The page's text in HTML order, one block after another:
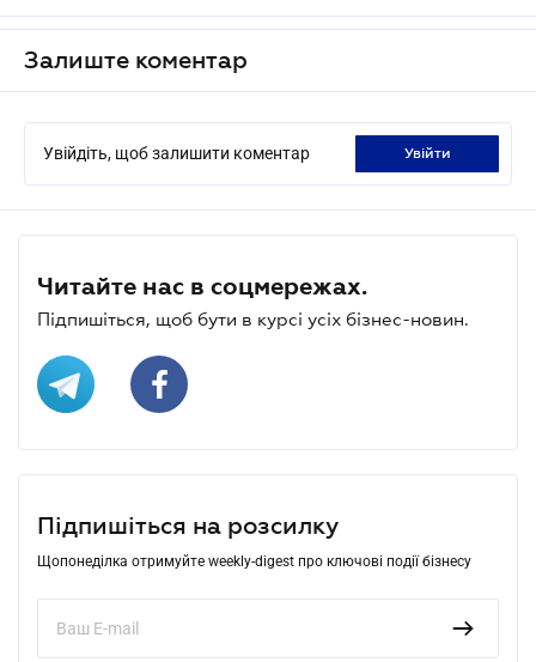
Залиште коментар
Увійдіть, щоб залишити коментар увійти
Читайте нас в соцмережах.
Підпишіться, щоб бути в курсі усіх бізнес-новин.
Підпишіться на розсилку
Щопонеділка отримуйте weekly-digest про ключові події бізнесу